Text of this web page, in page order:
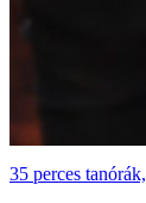
35 perces